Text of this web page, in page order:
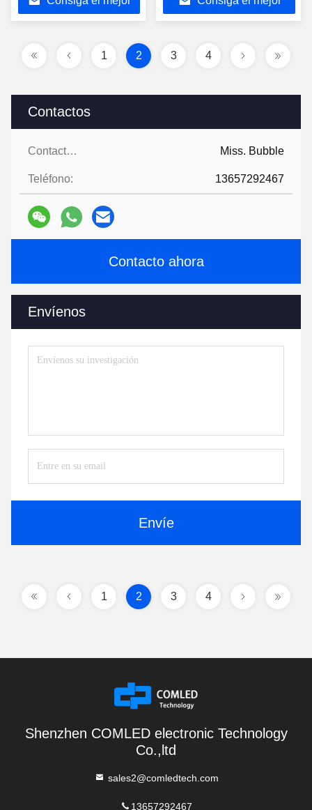
Contactos
Contactos: Miss. Bubble
Teléfono: 13657292467
Contacto ahora
Envíenos
Envíe
1 2 3 4
1 2 3 4
Shenzhen COMLED electronic Technology
Co.,ltd
sales2@comledtech.com
13657292467